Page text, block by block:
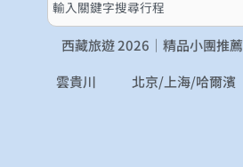
尋
西藏旅遊 2026｜精品小團推薦
雲貴川
北京/上海/哈爾濱